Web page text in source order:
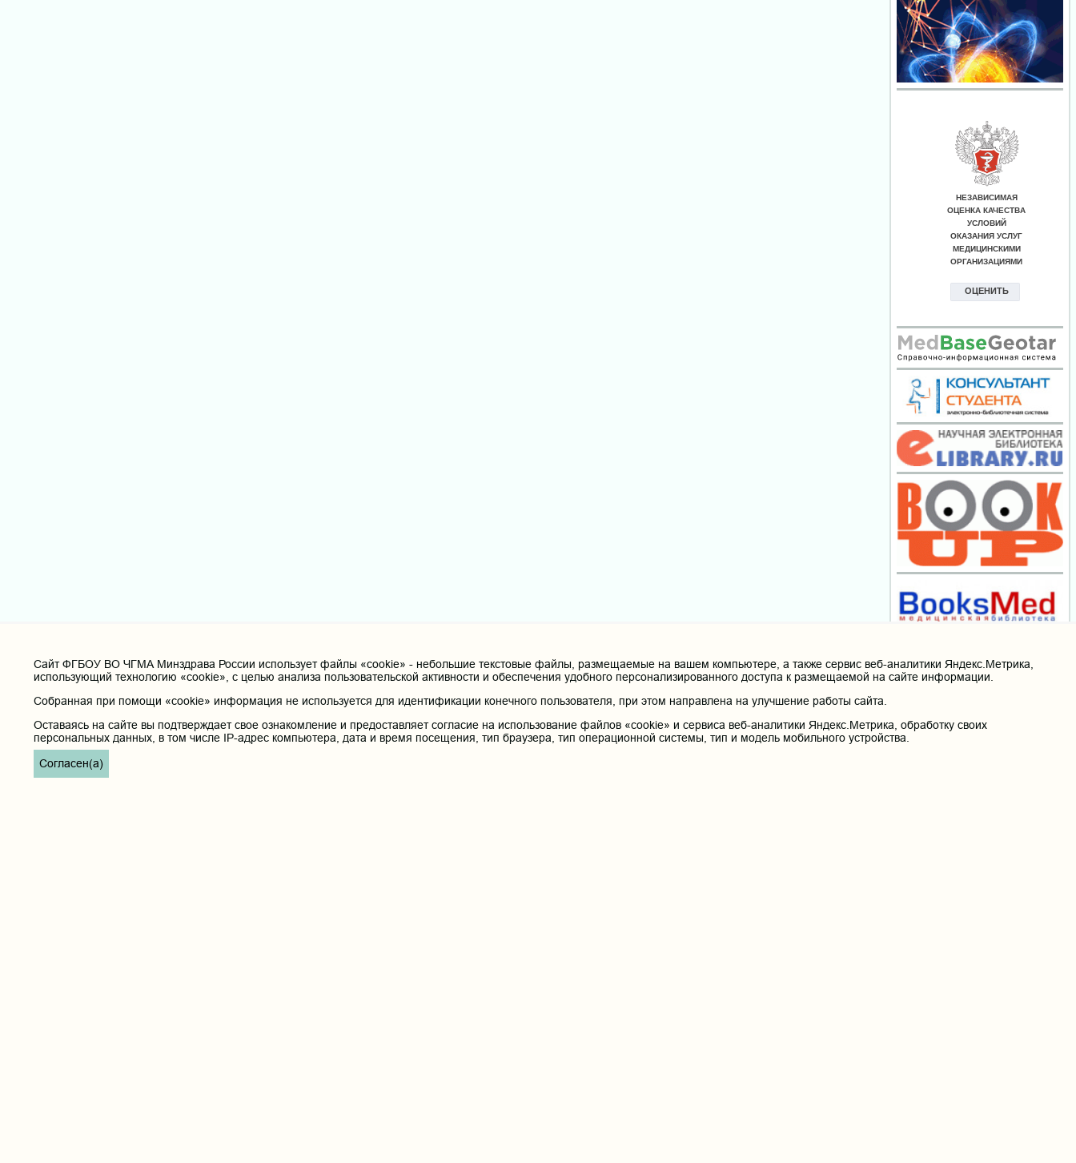
Cайт ФГБОУ ВО ЧГМА Минздрава России использует файлы «cookie» - небольшие текстовые файлы, размещаемые на вашем компьютере, а также сервис веб-аналитики Яндекс.Метрика,
использующий технологию «cookie», с целью анализа пользовательской активности и обеспечения удобного персонализированного доступа к размещаемой на сайте информации.
Собранная при помощи «cookie» информация не используется для идентификации конечного пользователя, при этом направлена на улучшение работы сайта.
Оставаясь на сайте вы подтверждает свое ознакомление и предоставляет согласие на использование файлов «cookie» и сервиса веб-аналитики Яндекс.Метрика, обработку своих
персональных данных, в том числе IP-адрес компьютера, дата и время посещения, тип браузера, тип операционной системы, тип и модель мобильного устройства.
Согласен(а)